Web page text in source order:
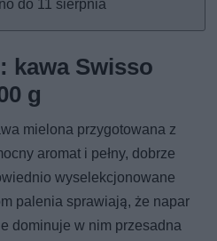
do 11 sierpnia
kawa Swisso
g
mielona przygotowana z
aromat i pełny, dobrze
wyselekcjonowane
palenia sprawiają, że napar
dominuje w nim przesadna